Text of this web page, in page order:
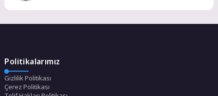
Politikalarımız
Gizlilik Politikası
Çerez Politikası